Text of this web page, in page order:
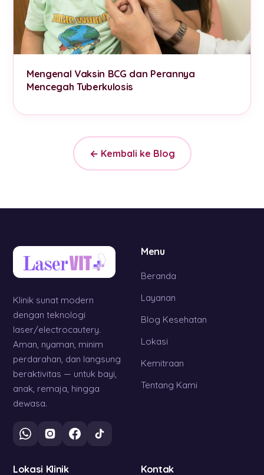
Mengenal Vaksin BCG dan Perannya
Mencegah Tuberkulosis
← Kembali ke Blog
Klinik sunat modern
dengan teknologi
laser/electrocautery.
Aman, nyaman, minim
perdarahan, dan langsung
beraktivitas — untuk bayi,
anak, remaja, hingga
dewasa.
Menu
Beranda
Layanan
Blog Kesehatan
Lokasi
Kemitraan
Tentang Kami
Lokasi Klinik Kontak